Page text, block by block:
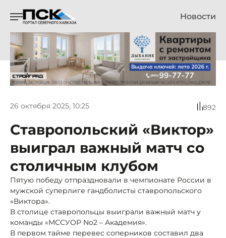
Новости
26 октября 2025, 10:25 892
Ставропольский «Виктор»
выиграл важный матч со
столичным клубом
Пятую победу отпраздновали в чемпионате России в
мужской суперлиге гандболисты ставропольского
«Виктора».
В столице ставропольцы выиграли важный матч у
команды «МССУОР No2 – Академия».
В первом тайме перевес соперников составил два